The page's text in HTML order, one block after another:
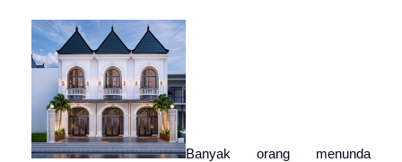
Banyak orang menunda